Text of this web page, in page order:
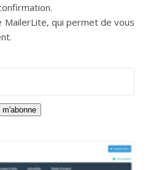
MailerLite, qui permet de vous
m'abonne